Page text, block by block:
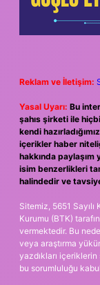
Reklam ve İletişim:
Yasal Uyarı: Bu
şahıs şirketi ile
kendi
içerikler haber
hakkında paylaşım
isim benzerlikleri
halindedir ve
Sitemiz, 5651
Kurumu (BTK)
vermektedir. Bu
veya araştırma
yazdıkları
bu sorumluluğu